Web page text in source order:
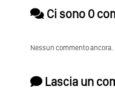
Ci sono 0
Nessun commento ancora.
Lascia un